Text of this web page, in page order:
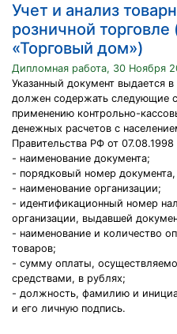
Учет и анализ
розничной
«Торговый дом»)
Дипломная работа, 30 Ноября
Указанный документ выдается
должен содержать следующие
применению контрольно-
денежных расчетов с
Правительства РФ от
- наименование документа;
- порядковый номер документа,
- наименование организации;
- идентификационный номер
организации, выдавшей
- наименование и количество
товаров;
- сумму оплаты,
средствами, в рублях;
- должность, фамилию и
и его личную подпись.